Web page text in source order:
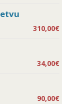
310,00€
34,00€
90,00€